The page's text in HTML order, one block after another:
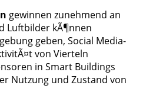
gewinnen zunehmend an
Luftbilder kÃ¶nnen
geben, Social Media-
von Vierteln
in Smart Buildings
Nutzung und Zustand von